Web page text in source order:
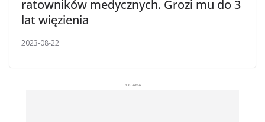
ratowników medycznych. Grozi mu do 3
lat więzienia
2023-08-22
REKLAMA